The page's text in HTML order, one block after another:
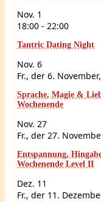
Nov. 1
18:00 - 22:00
Tantric Dating Night
Nov. 6
Fr., der 6.
Sprache, Magie &
Wochenende
Nov. 27
Fr., der 27.
Entspannung,
Wochenende Level II
Dez. 11
Fr., der 11.